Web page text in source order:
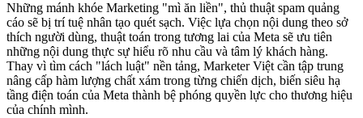
Những mánh khóe Marketing "mì ăn liền", thủ thuật spam quảng
cáo sẽ bị trí tuệ nhân tạo quét sạch. Việc lựa chọn nội dung theo sở
thích người dùng, thuật toán trong tương lai của Meta sẽ ưu tiên
những nội dung thực sự hiểu rõ nhu cầu và tâm lý khách hàng.
Thay vì tìm cách "lách luật" nền tảng, Marketer Việt cần tập trung
nâng cấp hàm lượng chất xám trong từng chiến dịch, biến siêu hạ
tầng điện toán của Meta thành bệ phóng quyền lực cho thương hiệu
của chính mình.